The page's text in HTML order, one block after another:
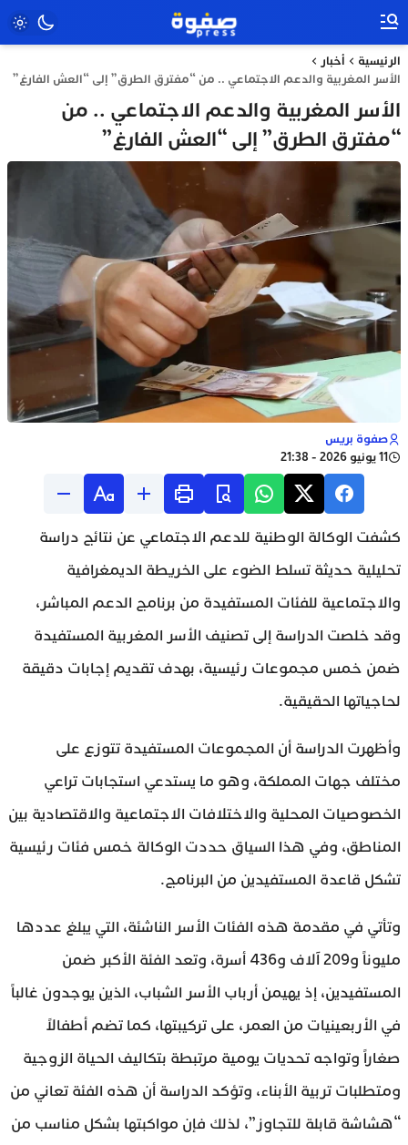
الرئيسية
أخبار
الأسر المغربية والدعم الاجتماعي .. من “مفترق الطرق” إلى “العش الفارغ”
الأسر المغربية والدعم الاجتماعي .. من
“مفترق الطرق” إلى “العش الفارغ”
صفوة بريس
11 يونيو 2026 - 21:38
كشفت الوكالة الوطنية للدعم الاجتماعي عن نتائج دراسة
تحليلية حديثة تسلط الضوء على الخريطة الديمغرافية
والاجتماعية للفئات المستفيدة من برنامج الدعم المباشر،
وقد خلصت الدراسة إلى تصنيف الأسر المغربية المستفيدة
ضمن خمس مجموعات رئيسية، بهدف تقديم إجابات دقيقة
لحاجياتها الحقيقية.
وأظهرت الدراسة أن المجموعات المستفيدة تتوزع على
مختلف جهات المملكة، وهو ما يستدعي استجابات تراعي
الخصوصيات المحلية والاختلافات الاجتماعية والاقتصادية بين
المناطق، وفي هذا السياق حددت الوكالة خمس فئات رئيسية
تشكل قاعدة المستفيدين من البرنامج.
وتأتي في مقدمة هذه الفئات الأسر الناشئة، التي يبلغ عددها
مليوناً و209 آلاف و436 أسرة، وتعد الفئة الأكبر ضمن
المستفيدين، إذ يهيمن أرباب الأسر الشباب، الذين يوجدون غالباً
في الأربعينيات من العمر، على تركيبتها، كما تضم أطفالاً
صغاراً وتواجه تحديات يومية مرتبطة بتكاليف الحياة الزوجية
ومتطلبات تربية الأبناء، وتؤكد الدراسة أن هذه الفئة تعاني من
“هشاشة قابلة للتجاوز”، لذلك فإن مواكبتها بشكل مناسب من